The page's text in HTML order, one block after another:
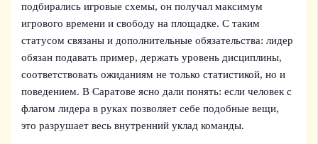
подбирались игровые схемы, он получал максимум
игрового времени и свободу на площадке. С таким
статусом связаны и дополнительные обязательства: лидер
обязан подавать пример, держать уровень дисциплины,
соответствовать ожиданиям не только статистикой, но и
поведением. В Саратове ясно дали понять: если человек с
флагом лидера в руках позволяет себе подобные вещи,
это разрушает весь внутренний уклад команды.